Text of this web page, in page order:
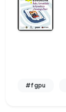
#fgpu